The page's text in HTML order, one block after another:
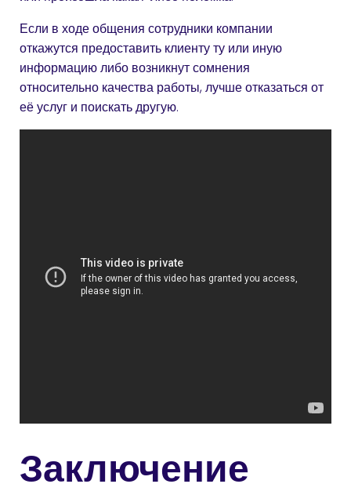
Если в ходе общения сотрудники компании
откажутся предоставить клиенту ту или иную
информацию либо возникнут сомнения
относительно качества работы, лучше отказаться от
её услуг и поискать другую.
Заключение